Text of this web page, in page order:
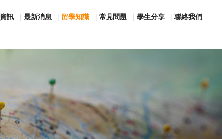
訊 最新消息 留學知識 常見問題 學生分享 聯絡我們